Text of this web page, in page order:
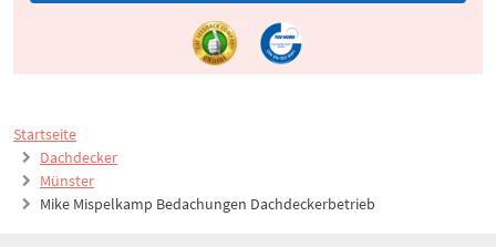
Startseite
Dachdecker
Münster
Mike Mispelkamp Bedachungen Dachdeckerbetrieb